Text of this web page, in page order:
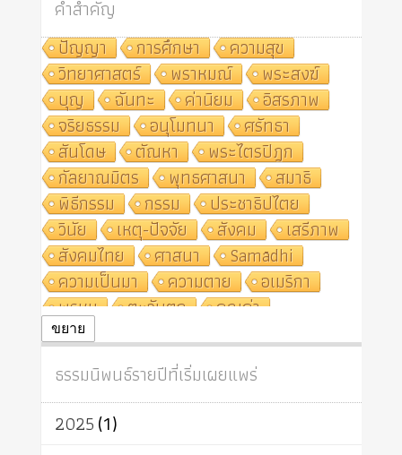
คำสำคัญ
ปัญญา
การศึกษา
ความสุข
วิทยาศาสตร์
พราหมณ์
พระสงฆ์
บุญ
ฉันทะ ค่านิยม
อิสรภาพ
จริยธรรม
อนุโมทนา
ศรัทธา
สันโดษ
ตัณหา
พระไตรปิฎก
กัลยาณมิตร
พุทธศาสนา
สมาธิ
พิธีกรรม
กรรม
ประชาธิปไตย
วินัย
เหตุ-ปัจจัย สังคม
เสรีภาพ
สังคมไทย
ศาสนา
Samādhi
ความเป็นมา
ความตาย
อเมริกา
พรหม
ตะวันตก
คุณค่า
ปฏิจจสมุปบาท
ศาสนาประจำชาติ
อินเดีย
ผู้บริโภค
ธรรมาธิปไตย
จักร
การแยกรัฐกับศาสนา
ธรรมชาติ
เทคโนโลยี
ขยาย
ธรรมนิพนธ์รายปีที่เริ่มเผยแพร่
2025(1)